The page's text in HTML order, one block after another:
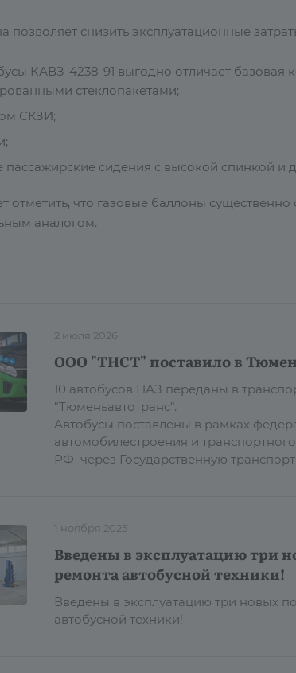
снизить эксплуатационные
КАВЗ-4238-91 выгодно отличает базовая
стеклопакетами;
СКЗИ;
пассажирские сидения с высокой спинкой и
отметить, что газовые баллоны
аналогом.
2 июля 2026
ООО "ТНСТ" поставило в
10 автобусов ПАЗ переданы в
"Тюменьавтотранс".
Автобусы поставлены в рамках
автомобилестроения и
РФ через Государственную
1 ноября 2025
Введены в эксплуатацию три
ремонта автобусной техники!
Введены в эксплуатацию три новых
автобусной техники!